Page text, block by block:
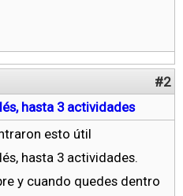
#2
hasta 3 actividades
esto útil
hasta 3 actividades.
y cuando quedes dentro